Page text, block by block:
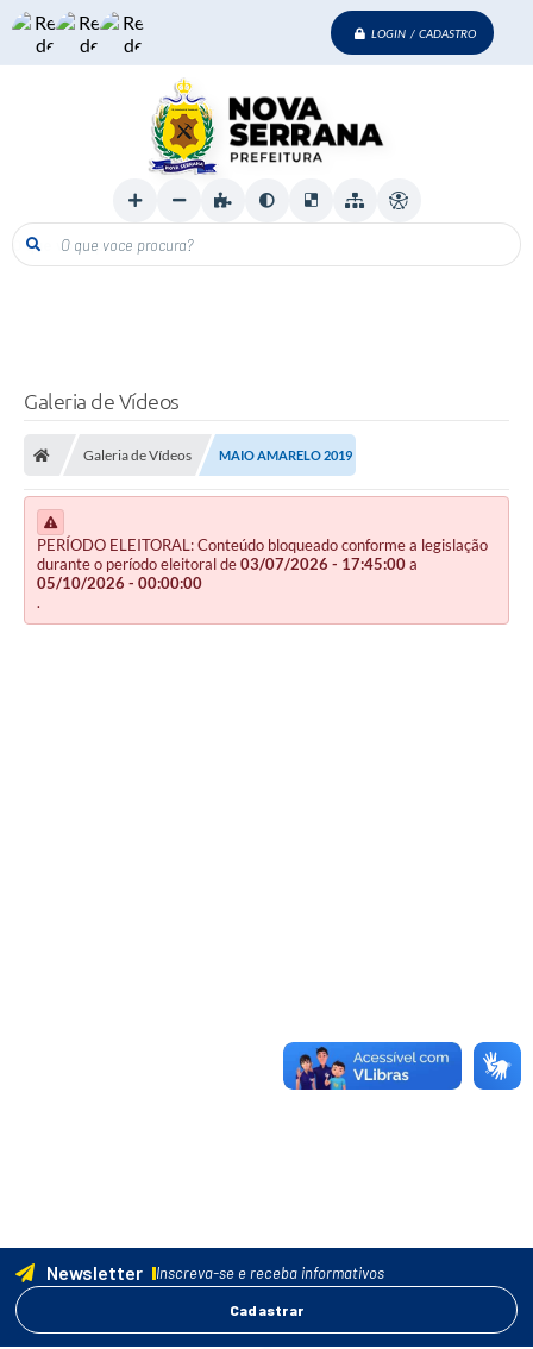
LOGIN / CADASTRO
O que voce procura?
Galeria de Vídeos
Galeria de Vídeos MAIO AMARELO 2019
PERÍODO ELEITORAL: Conteúdo bloqueado conforme a legislação
durante o período eleitoral de03/07/2026 - 17:45:00a
05/10/2026 - 00:00:00
.
Newsletter Inscreva-se e receba informativos
Cadastrar